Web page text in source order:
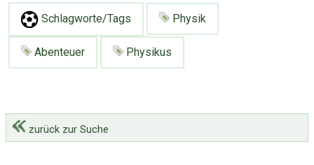
Schlagworte/Tags Physik
Abenteuer Physikus
zurück zur Suche